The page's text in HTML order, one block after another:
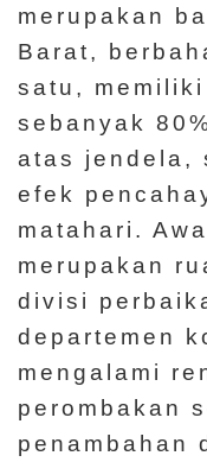
merupakan
Barat,
satu,
sebanyak
atas jendela,
efek
matahari.
merupakan
divisi
departemen
mengalami
perombakan
penambahan